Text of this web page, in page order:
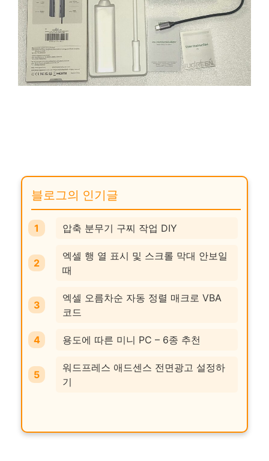
블로그의 인기글
압축 분무기 구찌 작업 DIY
엑셀 행 열 표시 및 스크롤 막대 안보일
때
엑셀 오름차순 자동 정렬 매크로 VBA
코드
용도에 따른 미니 PC – 6종 추천
워드프레스 애드센스 전면광고 설정하
기